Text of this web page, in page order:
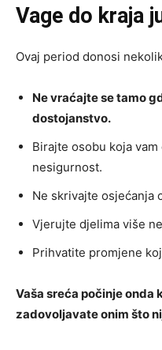
Vage do kraja
Ovaj period donosi
Ne vraćajte se tamo
dostojanstvo.
Birajte osobu koja
nesigurnost.
Ne skrivajte osjećanja
Vjerujte djelima više
Prihvatite promjene
Vaša sreća počinje onda
zadovoljavate onim što